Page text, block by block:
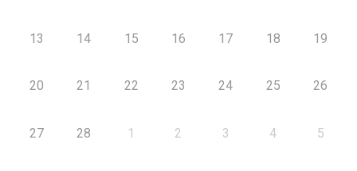
13 14 15 16 17 18 19
20 21 22 23 24 25 26
27 28 1 2 3 4 5